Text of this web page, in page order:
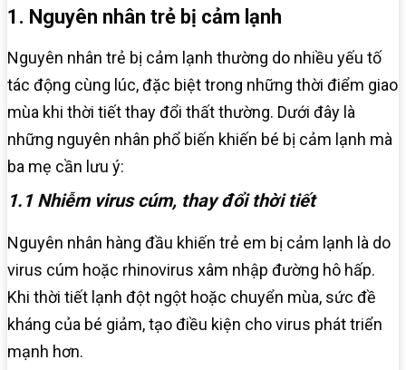
1. Nguyên nhân trẻ bị cảm lạnh
Nguyên nhân trẻ bị cảm lạnh thường do nhiều yếu tố
tác động cùng lúc, đặc biệt trong những thời điểm giao
mùa khi thời tiết thay đổi thất thường. Dưới đây là
những nguyên nhân phổ biến khiến bé bị cảm lạnh mà
ba mẹ cần lưu ý:
1.1 Nhiễm virus cúm, thay đổi thời tiết
Nguyên nhân hàng đầu khiến trẻ em bị cảm lạnh là do
virus cúm hoặc rhinovirus xâm nhập đường hô hấp.
Khi thời tiết lạnh đột ngột hoặc chuyển mùa, sức đề
kháng của bé giảm, tạo điều kiện cho virus phát triển
mạnh hơn.